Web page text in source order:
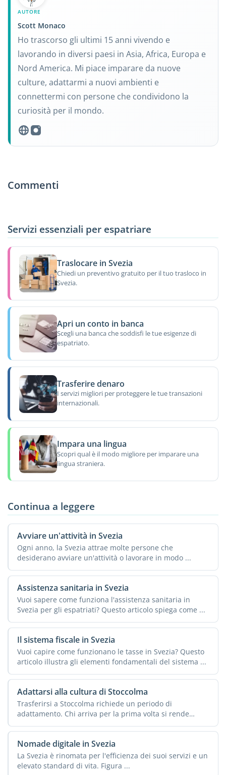
AUTORE
Scott Monaco
Ho trascorso gli ultimi 15 anni vivendo e
lavorando in diversi paesi in Asia, Africa, Europa e
Nord America. Mi piace imparare da nuove
culture, adattarmi a nuovi ambienti e
connettermi con persone che condividono la
curiosità per il mondo.
Commenti
Servizi essenziali per espatriare
Traslocare in Svezia
Chiedi un preventivo gratuito per il tuo trasloco in
Svezia.
Apri un conto in banca
Scegli una banca che soddisfi le tue esigenze di
espatriato.
Trasferire denaro
I servizi migliori per proteggere le tue transazioni
internazionali.
Impara una lingua
Scopri qual è il modo migliore per imparare una
lingua straniera.
Continua a leggere
Avviare un'attività in Svezia
Ogni anno, la Svezia attrae molte persone che
desiderano avviare un'attività o lavorare in modo ...
Assistenza sanitaria in Svezia
Vuoi sapere come funziona l'assistenza sanitaria in
Svezia per gli espatriati? Questo articolo spiega come ...
Il sistema fiscale in Svezia
Vuoi capire come funzionano le tasse in Svezia? Questo
articolo illustra gli elementi fondamentali del sistema ...
Adattarsi alla cultura di Stoccolma
Trasferirsi a Stoccolma richiede un periodo di
adattamento. Chi arriva per la prima volta si rende
subito conto ...
Nomade digitale in Svezia
La Svezia è rinomata per l'efficienza dei suoi servizi e un
elevato standard di vita. Figura ...